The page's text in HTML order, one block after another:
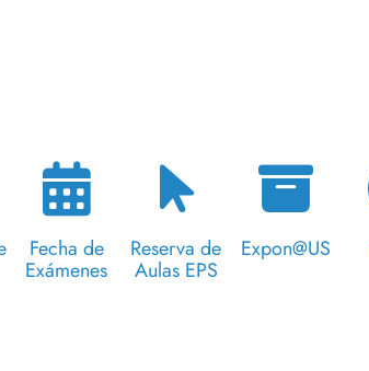
Fecha de
Exámenes
Reserva de
Aulas EPS
Expon@US